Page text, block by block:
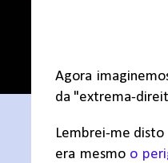
Agora
da "extrema-
Lembrei-me
era mesmo o